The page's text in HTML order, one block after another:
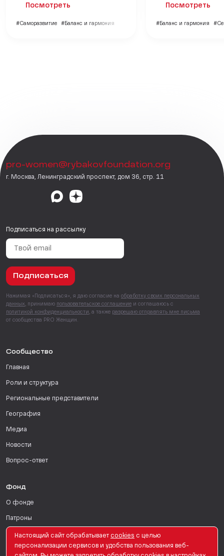
Посмотреть
#Саморазвитие #Баланс и гармония
Посмотреть
#Баланс и гармония
pro-women@rybakovfoundation.org
г. Москва, Ленинградский проспект, дом 36, стр. 11
Подписаться на рассылку
Подписаться
Нажимая «Подписаться», я даю согласие на обработку своих персональных
данных , принимаю пользовательское соглашение и соглашаюсь с
политикой конфиденциальности , а также разрешаю отправлять мне письма
от сообщества PRO Женщин.
Сообщество
Главная
Роли и структура
Региональные представители
География
Медиа
Новости
Вопрос-ответ
Фонд
О фонде
Патроны
Поддержать
Для СМИ
Настоящий сайт обрабатывает сookies с целью
персонализации сервисов и удобства пользования веб-